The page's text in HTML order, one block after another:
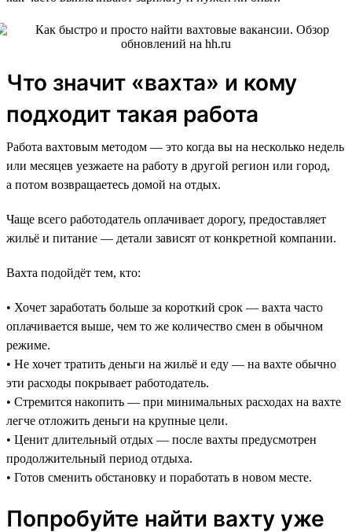
Что значит «вахта» и кому
подходит такая работа
Работа вахтовым методом — это когда вы на несколько недель
или месяцев уезжаете на работу в другой регион или город,
а потом возвращаетесь домой на отдых.
Чаще всего работодатель оплачивает дорогу, предоставляет
жильё и питание — детали зависят от конкретной компании.
Вахта подойдёт тем, кто:
• Хочет заработать больше за короткий срок — вахта часто
оплачивается выше, чем то же количество смен в обычном
режиме.
• Не хочет тратить деньги на жильё и еду — на вахте обычно
эти расходы покрывает работодатель.
• Стремится накопить — при минимальных расходах на вахте
легче отложить деньги на крупные цели.
• Ценит длительный отдых — после вахты предусмотрен
продолжительный период отдыха.
• Готов сменить обстановку и поработать в новом месте.
Попробуйте найти вахту уже